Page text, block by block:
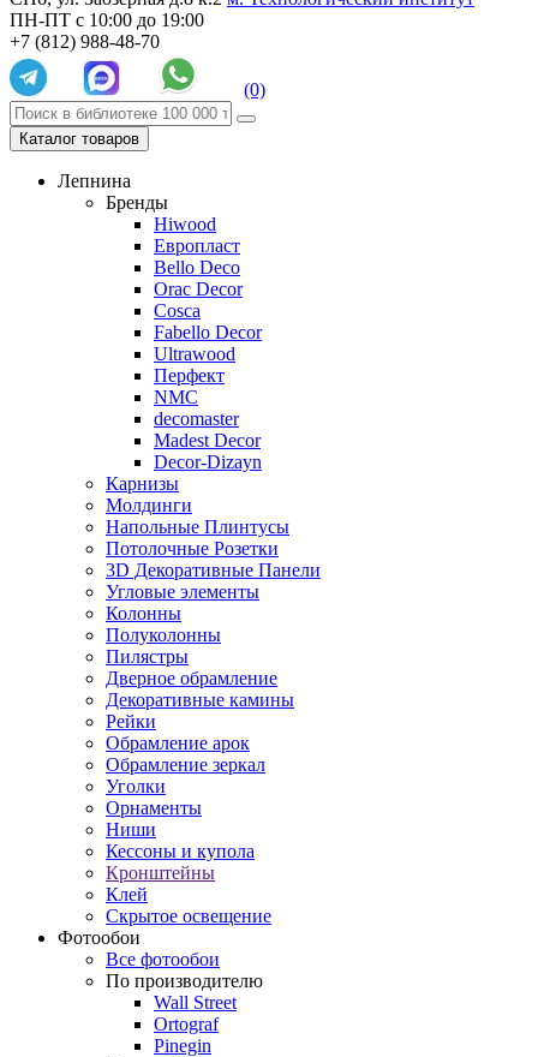
ПН-ПТ с 10:00 до 19:00
+7 (812) 988-48-70
(0)
Каталог товаров
Лепнина
Бренды
Hiwood
Европласт
Bello Deco
Orac Decor
Cosca
Fabello Decor
Ultrawood
Перфект
NMC
decomaster
Madest Decor
Decor-Dizayn
Карнизы
Молдинги
Напольные Плинтусы
Потолочные Розетки
3D Декоративные Панели
Угловые элементы
Колонны
Полуколонны
Пилястры
Дверное обрамление
Декоративные камины
Рейки
Обрамление арок
Обрамление зеркал
Уголки
Орнаменты
Ниши
Кессоны и купола
Кронштейны
Клей
Скрытое освещение
Фотообои
Все фотообои
По производителю
Wall Street
Ortograf
Pinegin